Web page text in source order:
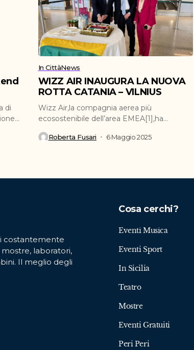
di
In CittàNews
WIZZ AIR INAUGURA LA NUOVA
ROTTA CATANIA – VILNIUS
Wizz Air,la compagnia aerea più
ecosostenibile dell’area EMEA[1],ha
Roberta Fusari 6 Maggio 2025
costantemente
laboratori,
Il meglio degli
Cosa cerchi?
Eventi Musica
Eventi Sport
In Sicilia
Teatro
Mostre
Eventi Gratuiti
Peri Peri